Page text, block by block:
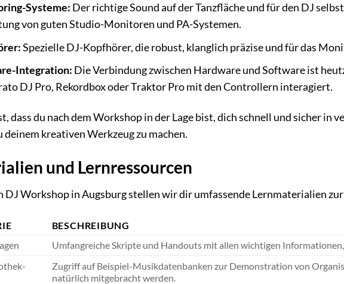
Systeme: Der richtige Sound auf der Tanzfläche und für den DJ
von guten Studio-Monitoren und PA-Systemen.
Spezielle DJ-Kopfhörer, die robust, klanglich präzise und für das
Integration: Die Verbindung zwischen Hardware und Software ist
DJ Pro, Rekordbox oder Traktor Pro mit den Controllern interagiert.
dass du nach dem Workshop in der Lage bist, dich schnell und sicher in
deinem kreativen Werkzeug zu machen.
und Lernressourcen
DJ Workshop in Augsburg stellen wir dir umfassende Lernmaterialien
BESCHREIBUNG
Umfangreiche Skripte und Handouts mit allen wichtigen
Zugriff auf Beispiel-Musikdatenbanken zur Demonstration von
natürlich mitgebracht werden.